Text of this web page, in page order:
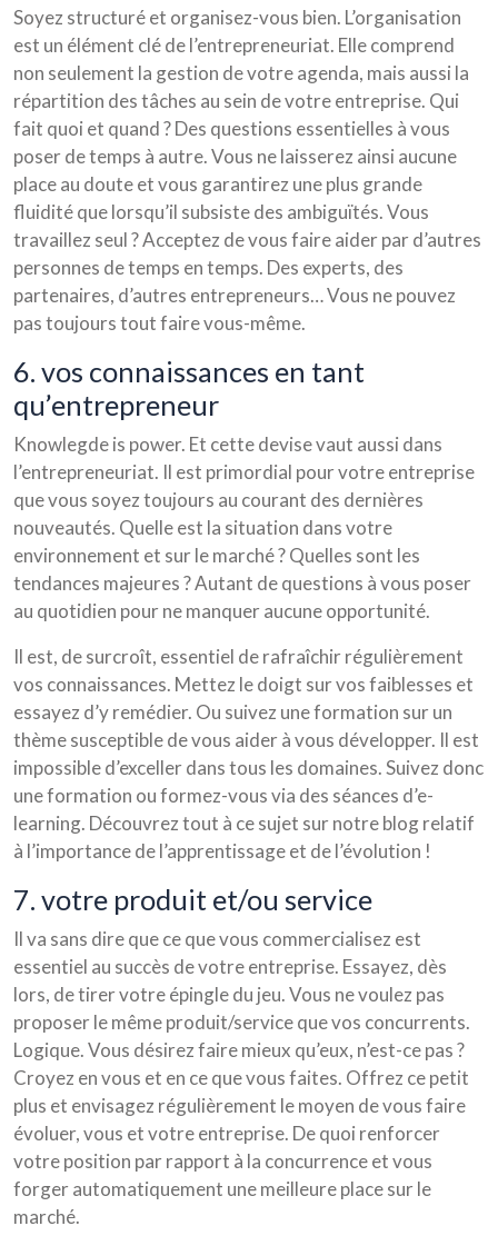
Soyez structuré et organisez-vous bien. L’organisation
est un élément clé de l’entrepreneuriat. Elle comprend
non seulement la gestion de votre agenda, mais aussi la
répartition des tâches au sein de votre entreprise. Qui
fait quoi et quand ? Des questions essentielles à vous
poser de temps à autre. Vous ne laisserez ainsi aucune
place au doute et vous garantirez une plus grande
fluidité que lorsqu’il subsiste des ambiguïtés. Vous
travaillez seul ? Acceptez de vous faire aider par d’autres
personnes de temps en temps. Des experts, des
partenaires, d’autres entrepreneurs… Vous ne pouvez
pas toujours tout faire vous-même.
6. vos connaissances en tant
qu’entrepreneur
Knowlegde is power. Et cette devise vaut aussi dans
l’entrepreneuriat. Il est primordial pour votre entreprise
que vous soyez toujours au courant des dernières
nouveautés. Quelle est la situation dans votre
environnement et sur le marché ? Quelles sont les
tendances majeures ? Autant de questions à vous poser
au quotidien pour ne manquer aucune opportunité.
Il est, de surcroît, essentiel de rafraîchir régulièrement
vos connaissances. Mettez le doigt sur vos faiblesses et
essayez d’y remédier. Ou suivez une formation sur un
thème susceptible de vous aider à vous développer. Il est
impossible d’exceller dans tous les domaines. Suivez donc
une formation ou formez-vous via des séances d’e-
learning. Découvrez tout à ce sujet sur notre blog relatif
à l’importance de l’apprentissage et de l’évolution !
7. votre produit et/ou service
Il va sans dire que ce que vous commercialisez est
essentiel au succès de votre entreprise. Essayez, dès
lors, de tirer votre épingle du jeu. Vous ne voulez pas
proposer le même produit/service que vos concurrents.
Logique. Vous désirez faire mieux qu’eux, n’est-ce pas ?
Croyez en vous et en ce que vous faites. Offrez ce petit
plus et envisagez régulièrement le moyen de vous faire
évoluer, vous et votre entreprise. De quoi renforcer
votre position par rapport à la concurrence et vous
forger automatiquement une meilleure place sur le
marché.